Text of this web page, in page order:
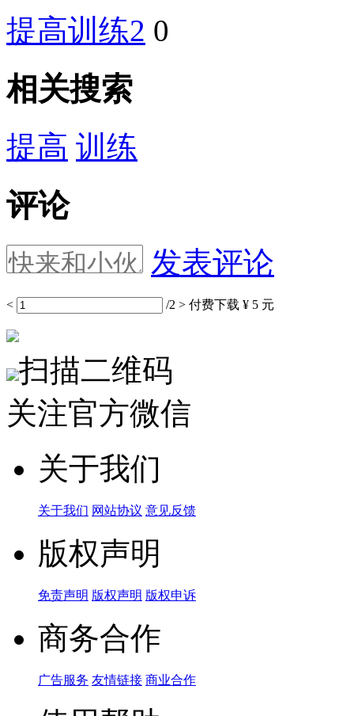
提高训练2 0
相关搜索
提高 训练
评论
发表评论
< /2 > 付费下载 ¥ 5 元
扫描二维码
关注官方微信
关于我们
关于我们 网站协议 意见反馈
版权声明
免责声明 版权声明 版权申诉
商务合作
广告服务 友情链接 商业合作